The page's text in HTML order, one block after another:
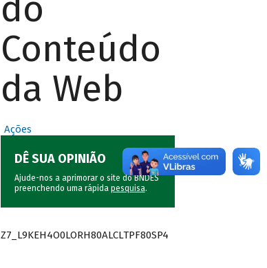
do
Conteúdo
da Web
Ações
DÊ SUA OPINIÃO
Ajude-nos a aprimorar o site do BNDES
preenchendo uma rápida pesquisa.
Z7_L9KEH4O0LORH80ALCLTPF80SP4